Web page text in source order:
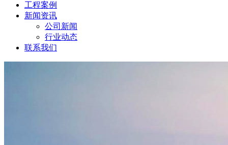
工程案例
新闻资讯
公司新闻
行业动态
联系我们